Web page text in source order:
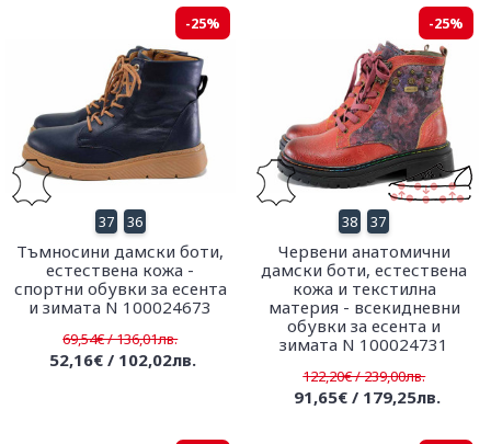
-25%
37 36
Тъмносини дамски боти,
естествена кожа -
спортни обувки за есента
и зимата N 100024673
69,54€ / 136,01лв.
52,16€ / 102,02лв.
-25%
38 37
Червени анатомични
дамски боти, естествена
кожа и текстилна
материя - всекидневни
обувки за есента и
зимата N 100024731
122,20€ / 239,00лв.
91,65€ / 179,25лв.